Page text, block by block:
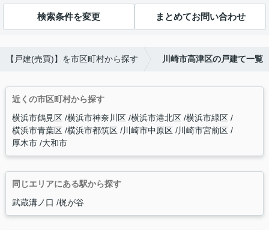
検索条件を変更 まとめてお問い合わせ
【戸建(売買)】を市区町村から探す 川崎市高津区の戸建て一覧
近くの市区町村から探す
横浜市鶴見区 横浜市神奈川区 横浜市港北区 横浜市緑区
横浜市青葉区 横浜市都筑区 川崎市中原区 川崎市宮前区
厚木市 大和市
同じエリアにある駅から探す
武蔵溝ノ口
梶が谷